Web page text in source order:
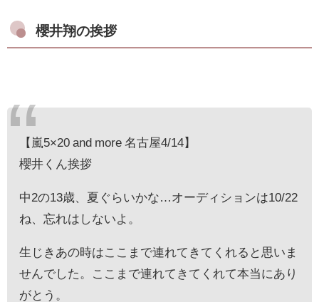
櫻井翔の挨拶
【嵐5×20 and more 名古屋4/14】
櫻井くん挨拶
中2の13歳、夏ぐらいかな…オーディションは10/22
ね、忘れはしないよ。
生じきあの時はここまで連れてきてくれると思いま
せんでした。ここまで連れてきてくれて本当にあり
がとう。